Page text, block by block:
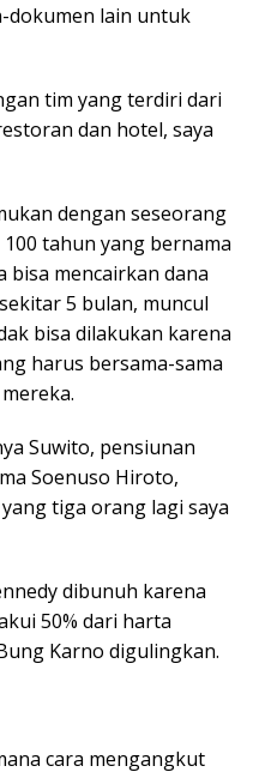
dokumen lain untuk
tim yang terdiri dari
dan hotel, saya
dengan seseorang
tahun yang bernama
bisa mencairkan dana
5 bulan, muncul
bisa dilakukan karena
harus bersama-sama
Suwito, pensiunan
Soenuso Hiroto,
tiga orang lagi saya
dibunuh karena
50% dari harta
Karno digulingkan.
cara mengangkut